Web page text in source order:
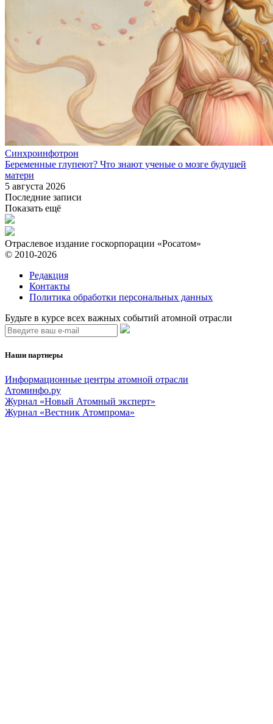
Синхроинфотрон
Беременные глупеют? Что знают ученые о мозге будущей
матери
5 августа 2026
Последние записи
Показать ещё
Отраслевое издание госкорпорации «Росатом»
© 2010-2026
Редакция
Контакты
Политика обработки персональных данных
Будьте в курсе всех важных событий атомной отрасли
Наши партнеры
Информационные центры атомной отрасли
Атоминфо.ру
Журнал «Новый Атомный эксперт»
Журнал «Вестник Атомпрома»